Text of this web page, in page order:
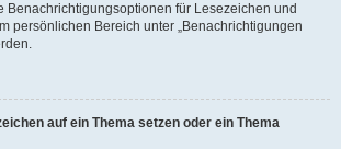
Benachrichtigungsoptionen für Lesezeichen und
persönlichen Bereich unter „Benachrichtigungen
auf ein Thema setzen oder ein Thema